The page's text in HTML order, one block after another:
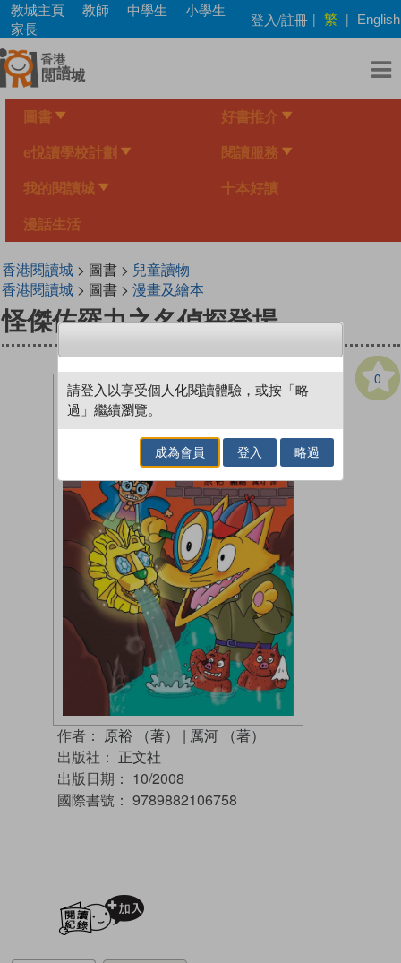
Skip
main
content
教城主頁 教師 中學生
小學生
家長
登入/註冊 | 繁 | English
圖書 好書推介
e悅讀學校計劃 閱讀服務
我的閱讀城 十本好讀
漫話生活
香港閱讀城> 圖書 > 兒童讀物
香港閱讀城> 圖書 > 漫畫及繪本
怪傑佐羅力之名偵探登場
0
作者： 原裕 （著） | 厲河 （著）
出版社： 正文社
出版日期： 10/2008
國際書號： 9789882106758
請登入以享受個人化閱讀體驗，或按「略
過」繼續瀏覽。
成為會員 登入 略過